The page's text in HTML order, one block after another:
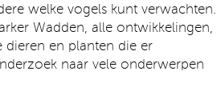
welke vogels kunt verwachten.
Wadden, alle ontwikkelingen,
dieren en planten die er
naar vele onderwerpen